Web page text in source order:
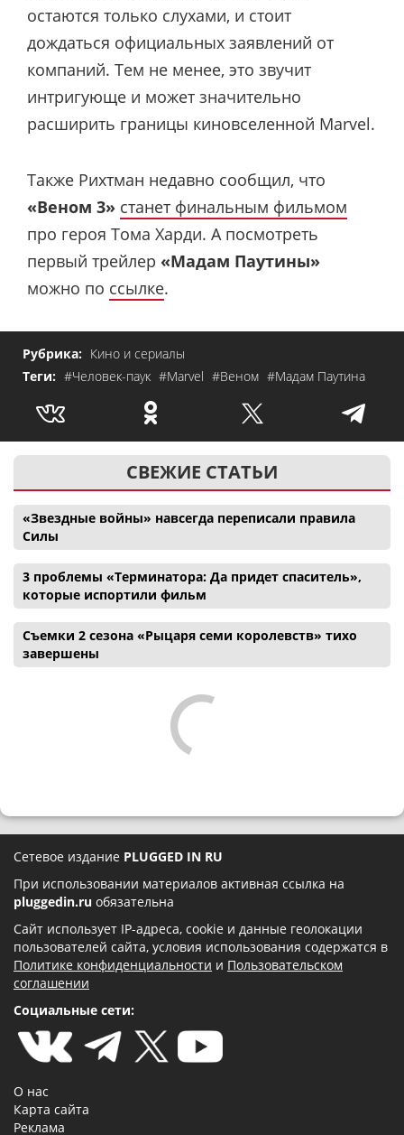
остаются только слухами, и стоит
дождаться официальных заявлений от
компаний. Тем не менее, это звучит
интригующе и может значительно
расширить границы киновселенной Marvel.
Также Рихтман недавно сообщил, что
«Веном 3» станет финальным фильмом
про героя Тома Харди. А посмотреть
первый трейлер «Мадам Паутины»
можно по ссылке.
Рубрика: Кино и сериалы
Теги: #Человек-паук #Marvel #Веном #Мадам Паутина
СВЕЖИЕ СТАТЬИ
«Звездные войны» навсегда переписали правила
Силы
3 проблемы «Терминатора: Да придет спаситель»,
которые испортили фильм
Съемки 2 сезона «Рыцаря семи королевств» тихо
завершены
Сетевое издание PLUGGED IN RU
При использовании материалов активная ссылка на
pluggedin.ru обязательна
Сайт использует IP-адреса, cookie и данные геолокации
пользователей сайта, условия использования содержатся в
Политике конфиденциальности и Пользовательском
соглашении
Социальные сети:
О нас
Карта сайта
Реклама